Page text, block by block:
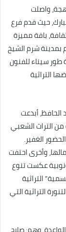
واصلت
حيث قدم فرع
باقة مميزة
بمدينة شرم الشيخ
طور سيناء للفنون
التراثية
أبدعت
التراث الشعبي
الغفير.
وأخرى احتفت
عكست تنوع
التراثية
التراثية التي